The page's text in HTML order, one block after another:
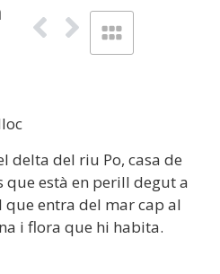
delta del riu Po, casa de
que està en perill degut a
entra del mar cap al
i flora que hi habita.